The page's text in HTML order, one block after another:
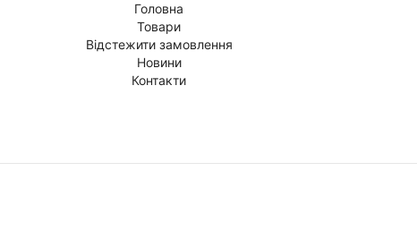
Головна
Товари
Відстежити замовлення
Новини
Контакти